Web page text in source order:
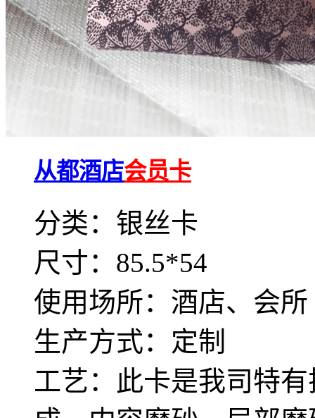
从都酒店会员卡
分类：银丝卡
尺寸：85.5*54
使用场所：酒店、会所
生产方式：定制
工艺：此卡是我司特